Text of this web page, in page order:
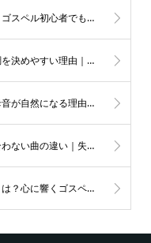
リズムから曲を作る方法！ゴスペル初心者でもノリ良く作曲する秘訣
コードから作曲すると曲調を決めやすい理由｜初心者も納得のゴスペル作曲術
メロディーを先に作ると母音が自然になる理由｜歌唱力を劇的に変えるゴスペルの秘訣
長いイントロが合う曲と合わない曲の違い｜失敗を防ぐ表現の極意
短い曲が印象に残る条件とは？心に響くゴスペルの表現力を磨く秘訣